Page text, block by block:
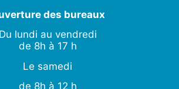
des bureaux
Du lundi au vendredi
de 8h à 17 h
Le samedi
de 8h à 12 h